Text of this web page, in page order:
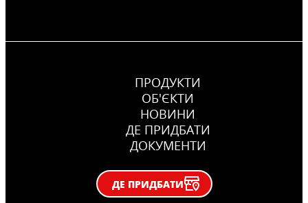
ПРОДУКТИ
ОБ'ЄКТИ
НОВИНИ
ДЕ ПРИДБАТИ
ДОКУМЕНТИ
ДЕ ПРИДБАТИ